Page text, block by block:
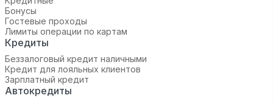
Бонусы
Гостевые проходы
Лимиты операции по картам
Кредиты
Беззалоговый кредит наличными
Кредит для лояльных клиентов
Зарплатный кредит
Автокредиты